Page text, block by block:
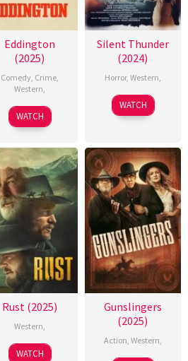
Eddington
(2025)
Comedy, Crime,
Western,
WATCH
Silent Thunder
(2024)
Horror, Western,
WATCH
Rust (2025)
Western,
WATCH
Gunslingers
(2025)
Action, Western,